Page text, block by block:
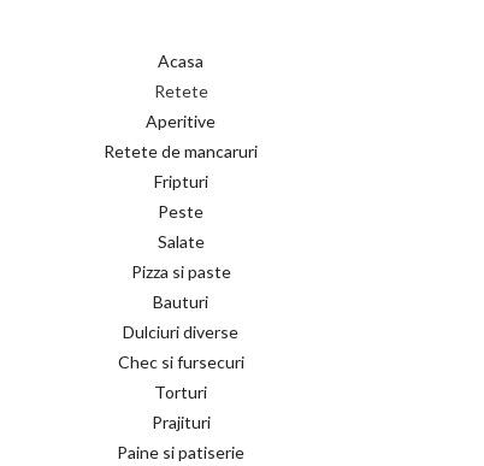
Acasa
Retete
Aperitive
Retete de mancaruri
Fripturi
Peste
Salate
Pizza si paste
Bauturi
Dulciuri diverse
Chec si fursecuri
Torturi
Prajituri
Paine si patiserie